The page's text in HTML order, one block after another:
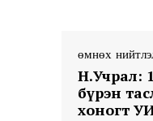
өмнөх
Н.Учрал:
бүрэн
хоногт